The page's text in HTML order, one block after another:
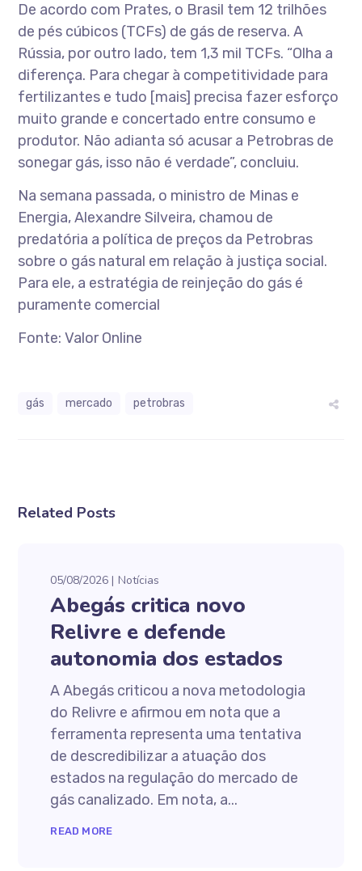
De acordo com Prates, o Brasil tem 12 trilhões
de pés cúbicos (TCFs) de gás de reserva. A
Rússia, por outro lado, tem 1,3 mil TCFs. “Olha a
diferença. Para chegar à competitividade para
fertilizantes e tudo [mais] precisa fazer esforço
muito grande e concertado entre consumo e
produtor. Não adianta só acusar a Petrobras de
sonegar gás, isso não é verdade”, concluiu.
Na semana passada, o ministro de Minas e
Energia, Alexandre Silveira, chamou de
predatória a política de preços da Petrobras
sobre o gás natural em relação à justiça social.
Para ele, a estratégia de reinjeção do gás é
puramente comercial
Fonte: Valor Online
gás mercado petrobras
Related Posts
05/08/2026 Notícias
Abegás critica novo
Relivre e defende
autonomia dos estados
A Abegás criticou a nova metodologia
do Relivre e afirmou em nota que a
ferramenta representa uma tentativa
de descredibilizar a atuação dos
estados na regulação do mercado de
gás canalizado. Em nota, a...
READ MORE